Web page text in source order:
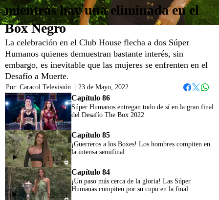
mientras hay una eliminada en el
Box Negro
La celebración en el Club House flecha a dos Súper
Humanos quienes demuestran bastante interés, sin
embargo, es inevitable que las mujeres se enfrenten en el
Desafío a Muerte.
Por: Caracol Televisión
23 de Mayo, 2022
1:05:32
Capítulo 86
Súper Humanos entregan todo de sí en la gran final
del Desafío The Box 2022
1:12:40
Capítulo 85
¡Guerreros a los Boxes! Los hombres compiten en
la intensa semifinal
1:21:23
Capítulo 84
¡Un paso más cerca de la gloria! Las Súper
Humanas compiten por su cupo en la final